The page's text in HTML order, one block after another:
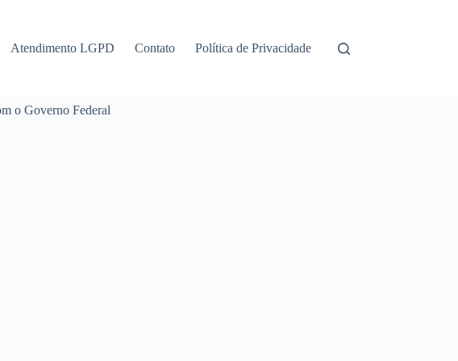
Atendimento LGPD Contato Política de Privacidade
o Governo Federal